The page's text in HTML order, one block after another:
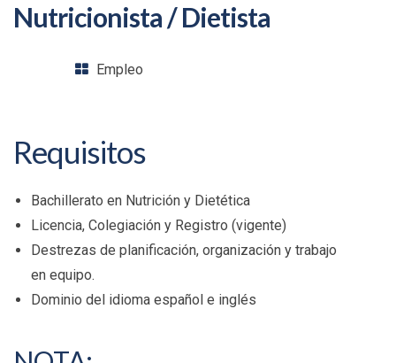
Nutricionista / Dietista
Empleo
Requisitos
Bachillerato en Nutrición y Dietética
Licencia, Colegiación y Registro (vigente)
Destrezas de planificación, organización y trabajo
en equipo.
Dominio del idioma español e inglés